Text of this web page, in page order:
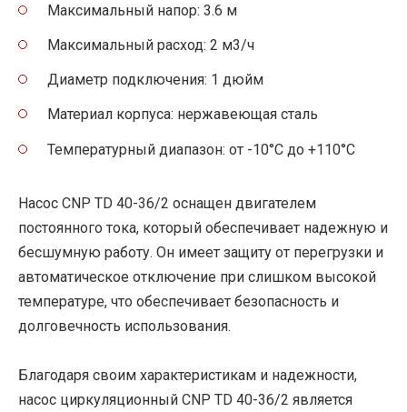
Максимальный напор: 3.6 м
Максимальный расход: 2 м3/ч
Диаметр подключения: 1 дюйм
Материал корпуса: нержавеющая сталь
Температурный диапазон: от -10°C до +110°C
Насос CNP TD 40-36/2 оснащен двигателем
постоянного тока, который обеспечивает надежную и
бесшумную работу. Он имеет защиту от перегрузки и
автоматическое отключение при слишком высокой
температуре, что обеспечивает безопасность и
долговечность использования.
Благодаря своим характеристикам и надежности,
насос циркуляционный CNP TD 40-36/2 является